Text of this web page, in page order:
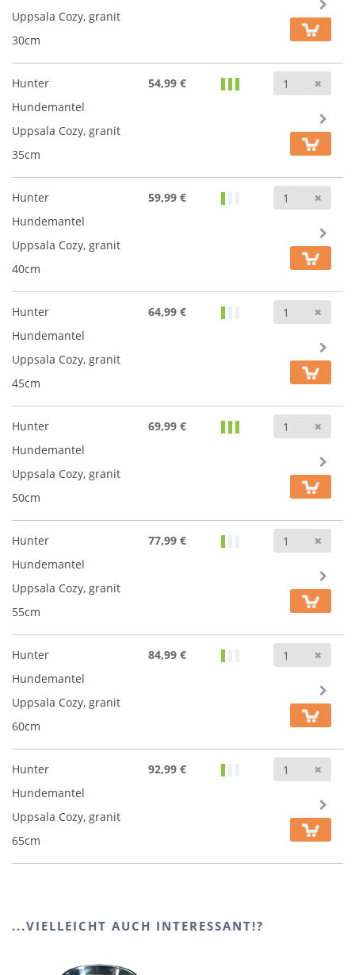
Uppsala Cozy, granit
30cm
Hunter
Hundemantel
Uppsala Cozy, granit
35cm
54,99 €
Hunter
Hundemantel
Uppsala Cozy, granit
40cm
59,99 €
Hunter
Hundemantel
Uppsala Cozy, granit
45cm
64,99 €
Hunter
Hundemantel
Uppsala Cozy, granit
50cm
69,99 €
Hunter
Hundemantel
Uppsala Cozy, granit
55cm
77,99 €
Hunter
Hundemantel
Uppsala Cozy, granit
60cm
84,99 €
Hunter
Hundemantel
Uppsala Cozy, granit
65cm
92,99 €
...VIELLEICHT AUCH INTERESSANT!?